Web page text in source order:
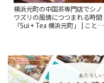
横浜元町の中国茶専門店でシノ
ワズリの風情につつまれる時間
「Sui + Tea 横浜元町」 | ことり